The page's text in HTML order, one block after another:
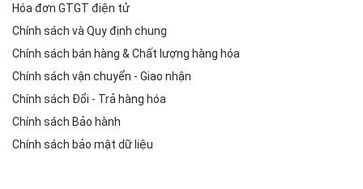
Hóa đơn GTGT điện tử
Chính sách và Quy định chung
Chính sách bán hàng & Chất lượng hàng hóa
Chính sách vận chuyển - Giao nhận
Chính sách Đổi - Trả hàng hóa
Chính sách Bảo hành
Chính sách bảo mật dữ liệu